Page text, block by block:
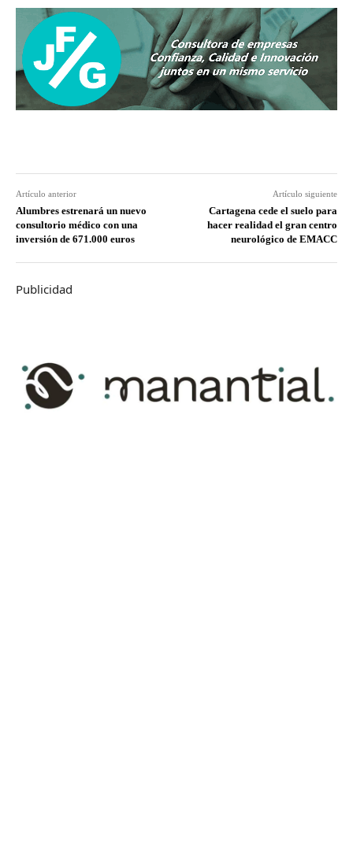
Artículo anterior
Alumbres estrenará un nuevo
consultorio médico con una
inversión de 671.000 euros
Artículo siguiente
Cartagena cede el suelo para
hacer realidad el gran centro
neurológico de EMACC
Publicidad